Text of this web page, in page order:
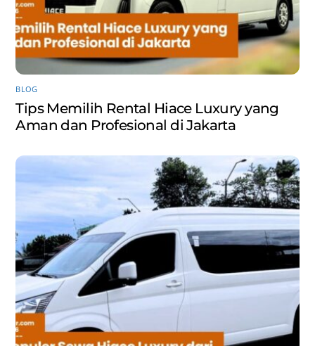
BLOG
Tips Memilih Rental Hiace Luxury yang
Aman dan Profesional di Jakarta